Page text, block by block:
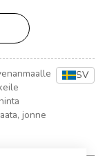
jonne
SV